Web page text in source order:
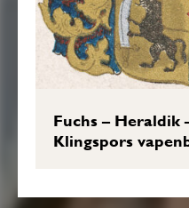
Fuchs – Heraldik
Klingspors